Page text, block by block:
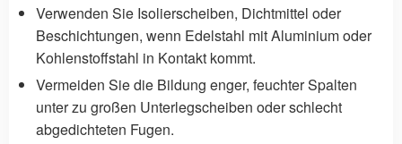
Verwenden Sie Isolierscheiben, Dichtmittel oder
Beschichtungen, wenn Edelstahl mit Aluminium oder
Kohlenstoffstahl in Kontakt kommt.
Vermeiden Sie die Bildung enger, feuchter Spalten
unter zu großen Unterlegscheiben oder schlecht
abgedichteten Fugen.